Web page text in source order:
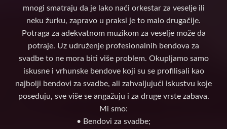
mnogi smatraju da je lako naći orkestar za veselje ili
neku žurku, zapravo u praksi je to malo drugačije.
Potraga za adekvatnom muzikom za veselje može da
potraje. Uz udruženje profesionalnih bendova za
svadbe to ne mora biti više problem. Okupljamo samo
iskusne i vrhunske bendove koji su se profilisali kao
najbolji bendovi za svadbe, ali zahvaljujući iskustvu koje
poseduju, sve više se angažuju i za druge vrste zabava.
Mi smo:
• Bendovi za svadbe;